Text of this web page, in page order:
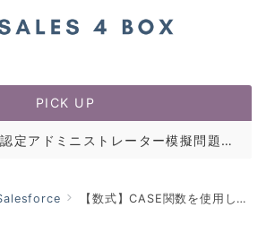
PICK UP
【画像解説付き】認定アドミニストレーター模擬問題集を公開しました
【数式】CASE関数を使用し、選択した値によって返す値を変更する方法！